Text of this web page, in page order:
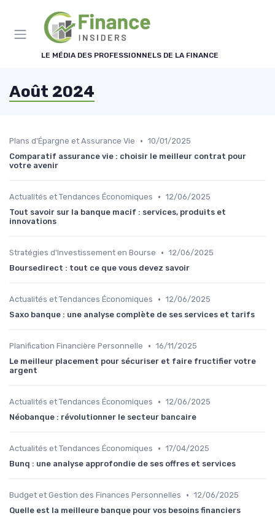
LE MÉDIA DES PROFESSIONNELS DE LA FINANCE
Août 2024
Plans d'Épargne et Assurance Vie • 10/01/2025
Comparatif assurance vie : choisir le meilleur contrat pour
votre avenir
Actualités et Tendances Économiques • 12/06/2025
Tout savoir sur la banque macif : services, produits et
innovations
Stratégies d'Investissement en Bourse • 12/06/2025
Boursedirect : tout ce que vous devez savoir
Actualités et Tendances Économiques • 12/06/2025
Saxo banque : une analyse complète de ses services et tarifs
Planification Financière Personnelle • 16/11/2025
Le meilleur placement pour sécuriser et faire fructifier votre
argent
Actualités et Tendances Économiques • 12/06/2025
Néobanque : révolutionner le secteur bancaire
Actualités et Tendances Économiques • 17/04/2025
Bunq : une analyse approfondie de ses offres et services
Budget et Gestion des Finances Personnelles • 12/06/2025
Quelle est la meilleure banque pour vos besoins financiers